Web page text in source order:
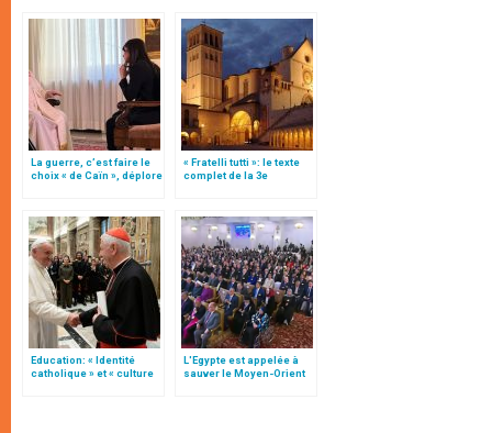
La guerre, c’est faire le
choix « de Caïn », déplore
« Fratelli tutti »: le texte
complet de la 3e
Education: « Identité
catholique » et « culture
L'Egypte est appelée à
sauver le Moyen-Orient